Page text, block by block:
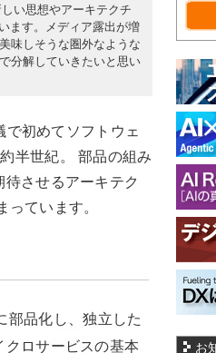
い思想やアーキテクチ
ます。メディア露出が増
味しそうな圏外なような
分解していきたいと思い
初めてソフトウェ
半世紀。 部品の組み
させるアーキテク
っています。
部品化し、独立した
ロサービスの基本
お